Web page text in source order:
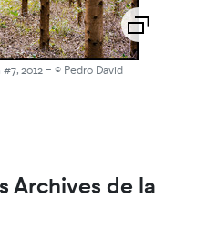
2012- © Pedro David
Archives de la